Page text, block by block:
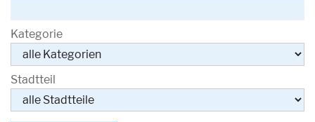
Kategorie
Stadtteil